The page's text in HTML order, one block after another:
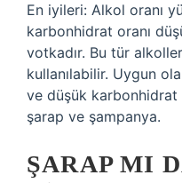
En iyileri: Alkol oranı
karbonhidrat oranı
votkadır. Bu tür
kullanılabilir. Uygun
ve düşük karbonhidrat
şarap ve şampanya.
ŞARAP MI